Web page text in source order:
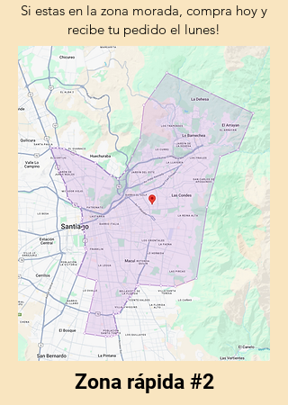
Si estas en la zona morada, compra hoy y
recibe tu pedido el lunes!
Zona rápida #2